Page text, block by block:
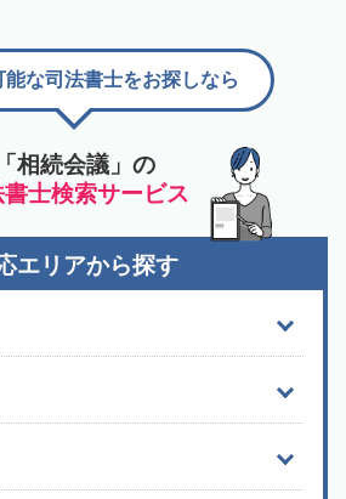
「相続会議」の
士検索サービス
能な司法書士をお探しなら
エリアから探す